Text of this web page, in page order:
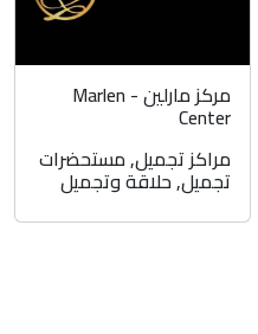
مركز مارلين - Marlen
Center
مراكز تجميل,مستحضرات
تجميل,حلاقة وتجميل